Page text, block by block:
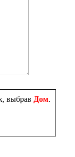
выбрав Дом.